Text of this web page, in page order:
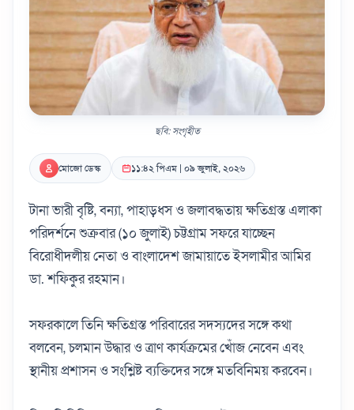
ছবি: সংগৃহীত
মোজো ডেস্ক ১১:৪২ পিএম | ০৯ জুলাই, ২০২৬
টানা ভারী বৃষ্টি, বন্যা, পাহাড়ধস ও জলাবদ্ধতায় ক্ষতিগ্রস্ত এলাকা
পরিদর্শনে শুক্রবার (১০ জুলাই) চট্টগ্রাম সফরে যাচ্ছেন
বিরোধীদলীয় নেতা ও বাংলাদেশ জামায়াতে ইসলামীর আমির
ডা. শফিকুর রহমান।
সফরকালে তিনি ক্ষতিগ্রস্ত পরিবারের সদস্যদের সঙ্গে কথা
বলবেন, চলমান উদ্ধার ও ত্রাণ কার্যক্রমের খোঁজ নেবেন এবং
স্থানীয় প্রশাসন ও সংশ্লিষ্ট ব্যক্তিদের সঙ্গে মতবিনিময় করবেন।